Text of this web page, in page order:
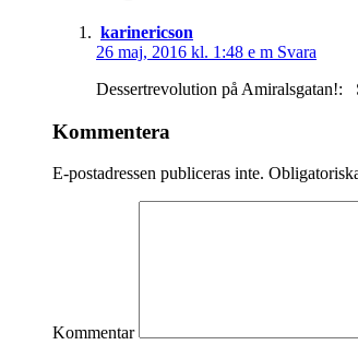
karinericson
26 maj, 2016 kl. 1:48 e m Svara
Dessertrevolution på Amiralsgatan!:
Kommentera
E-postadressen publiceras inte.
Kommentar